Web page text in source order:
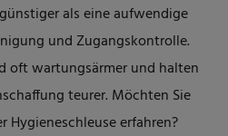
als eine aufwendige
und Zugangskontrolle.
oft wartungsärmer und halten
teurer. Möchten Sie
Hygieneschleuse erfahren?